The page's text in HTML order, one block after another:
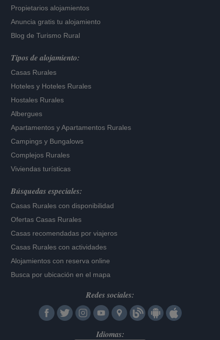
Propietarios alojamientos
Anuncia gratis tu alojamiento
Blog de Turismo Rural
Tipos de alojamiento:
Casas Rurales
Hoteles y Hoteles Rurales
Hostales Rurales
Albergues
Apartamentos yApartamentos Rurales
Campings y Bungalows
Complejos Rurales
Viviendas turísticas
Búsquedas especiales:
Casas Rurales con disponibilidad
Ofertas Casas Rurales
Casas recomendadas por viajeros
Casas Rurales con actividades
Alojamientos con reserva online
Busca por ubicación en el mapa
Redes sociales:
Idiomas: